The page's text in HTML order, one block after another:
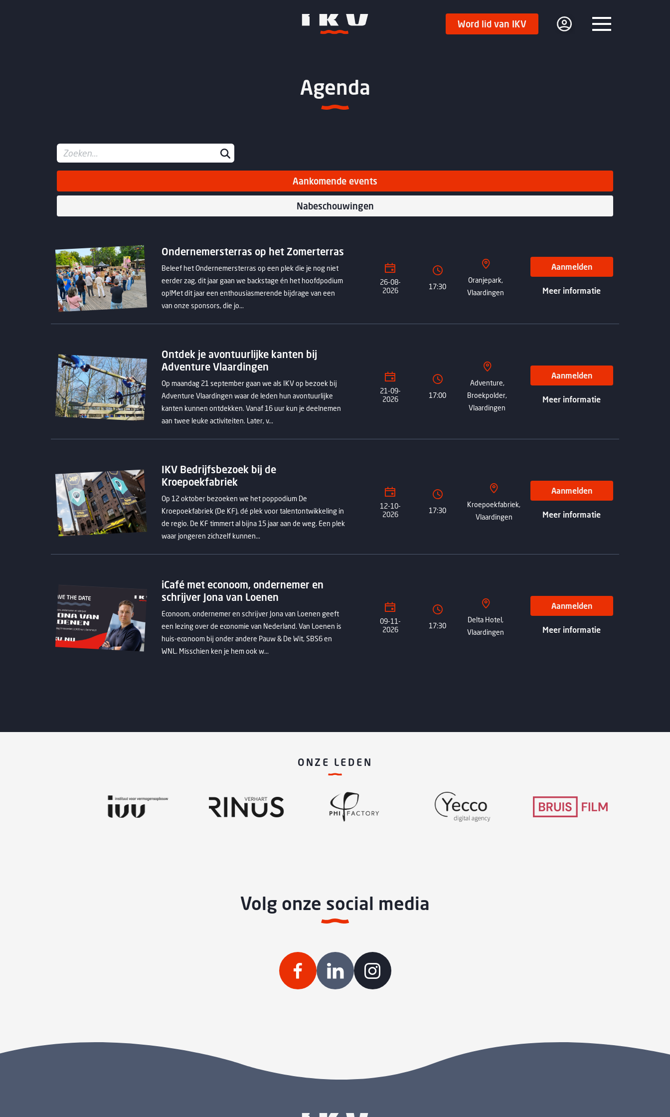
Word lid van IKV
Agenda
Aankomende events
Nabeschouwingen
Ondernemersterras op het Zomerterras
Beleef het Ondernemersterras op een plek die je nog niet
eerder zag, dit jaar gaan we backstage én het hoofdpodium
op!Met dit jaar een enthousiasmerende bijdrage van een
van onze sponsors, die jo...
26-08-
2026
17:30
Oranjepark,
Vlaardingen
Aanmelden
Meer informatie
Ontdek je avontuurlijke kanten bij
Adventure Vlaardingen
Op maandag 21 september gaan we als IKV op bezoek bij
Adventure Vlaardingen waar de leden hun avontuurlijke
kanten kunnen ontdekken. Vanaf 16 uur kun je deelnemen
aan twee leuke activiteiten. Later, v...
21-09-
2026
17:00
Adventure,
Broekpolder,
Vlaardingen
Aanmelden
Meer informatie
IKV Bedrijfsbezoek bij de
Kroepoekfabriek
Op 12 oktober bezoeken we het poppodium De
Kroepoekfabriek (De KF), dé plek voor talentontwikkeling in
de regio. De KF timmert al bijna 15 jaar aan de weg. Een plek
waar jongeren zichzelf kunnen...
12-10-
2026
17:30
Kroepoekfabriek,
Vlaardingen
Aanmelden
Meer informatie
iCafé met econoom, ondernemer en
schrijver Jona van Loenen
Econoom, ondernemer en schrijver Jona van Loenen geeft
een lezing over de economie van Nederland. Van Loenen is
huis-econoom bij onder andere Pauw & De Wit, SBS6 en
WNL. Misschien ken je hem ook w...
09-11-
2026
17:30
Delta Hotel,
Vlaardingen
Aanmelden
Meer informatie
ONZE LEDEN
Volg onze social media